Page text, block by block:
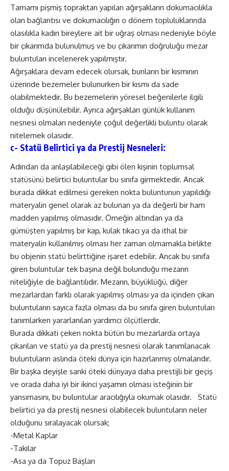
Tamamı pişmiş topraktan yapılan ağırşakların dokumacılıkla
olan bağlantısı ve dokumacılığın o dönem topluluklarında
olasılıkla kadın bireylere ait bir uğraş olması nedeniyle böyle
bir çıkarımda bulunulmuş ve bu çıkarımın doğruluğu mezar
buluntuları incelenerek yapılmıştır.
Ağırşaklara devam edecek olursak, bunların bir kısmının
üzerinde bezemeler bulunurken bir kısmı da sade
olabilmektedir. Bu bezemelerin yöresel beğenilerle ilgili
olduğu düşünülebilir. Ayrıca ağırşakları günlük kullanım
nesnesi olmaları nedeniyle çoğul değerlikli buluntu olarak
nitelemek olasıdır.
c- Statü Belirtici ya da Prestij Nesneleri:
Adından da anlaşılabileceği gibi ölen kişinin toplumsal
statüsünü belirtici buluntular bu sınıfa girmektedir. Ancak
burada dikkat edilmesi gereken nokta buluntunun yapıldığı
materyalin genel olarak az bulunan ya da değerli bir ham
madden yapılmış olmasıdır. Örneğin altından ya da
gümüşten yapılmış bir kap, kulak tıkacı ya da ithal bir
materyalin kullanılmış olması her zaman olmamakla birlikte
bu objenin statü belirttiğine işaret edebilir. Ancak bu sınıfa
giren buluntular tek başına değil bulunduğu mezarın
niteliğiyle de bağlantılıdır. Mezarın, büyüklüğü, diğer
mezarlardan farklı olarak yapılmış olması ya da içinden çıkan
buluntuların sayıca fazla olması da bu sınıfa giren buluntuları
tanımlarken yararlanılan yardımcı ölçütlerdir.
Burada dikkati çeken nokta bütün bu mezarlarda ortaya
çıkarılan ve statü ya da prestij nesnesi olarak tanımlanacak
buluntuların aslında öteki dünya için hazırlanmış olmalarıdır.
Bir başka deyişle sanki öteki dünyaya daha prestijli bir geçiş
ve orada daha iyi bir ikinci yaşamın olması isteğinin bir
yansımasını, bu buluntular aracılığıyla okumak olasıdır. Statü
belirtici ya da prestij nesnesi olabilecek buluntuların neler
olduğunu sıralayacak olursak;
-Metal Kaplar
-Takılar
-Asa ya da Topuz Başları